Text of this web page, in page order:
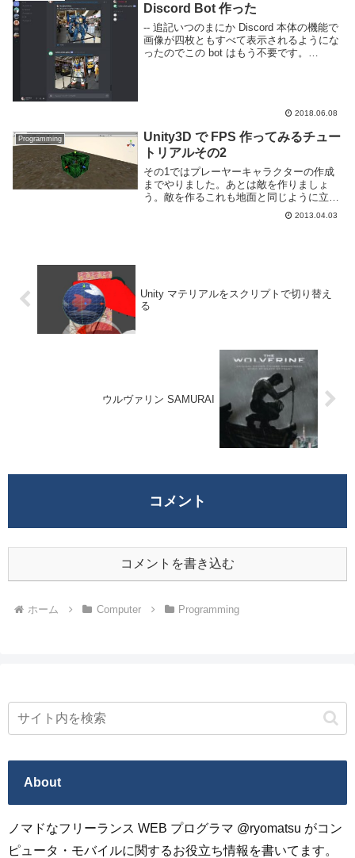
Discord Bot 作った
-- 追記いつのまにか Discord 本体の機能で
画像が四枚ともすべて表示されるようにな
ったのでこの bot はもう不要です。
2018.06.08
Programming
Unity3D で FPS 作ってみるチュー
トリアルその2
その1ではプレーヤーキャラクターの作成
までやりました。あとは敵を作りましょ
う。敵を作るこれも地面と同じように立方
体とマテリアルの設定で適当に作ります。
はい、クリーパーさんですね。今回はとり
2013.04.03
Unity マテリアルをスクリプトで切り替え
る
ウルヴァリン SAMURAI
コメント
コメントを書き込む
ホーム Computer Programming
About
ノマドなフリーランス WEB プログラマ @ryomatsu がコン
ピュータ・モバイルに関するお役立ち情報を書いてます。